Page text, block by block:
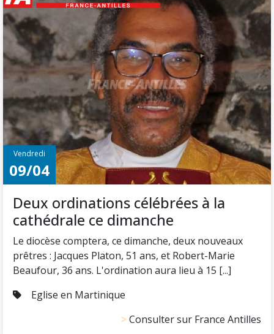
Vendredi
09/04
Deux ordinations célébrées à la
cathédrale ce dimanche
Le diocèse comptera, ce dimanche, deux nouveaux
prêtres : Jacques Platon, 51 ans, et Robert-Marie
Beaufour, 36 ans. L'ordination aura lieu à 15 [...]
Eglise en Martinique
Consulter sur France Antilles